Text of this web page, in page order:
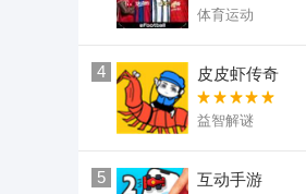
体育运动
4 皮皮虾传奇
益智解谜
5 互动手游